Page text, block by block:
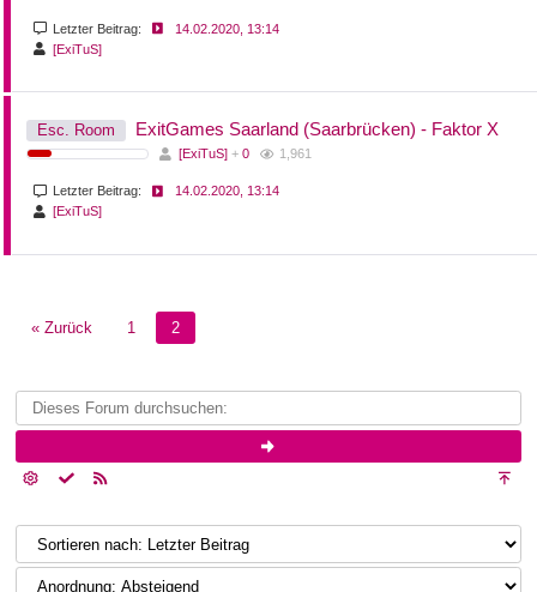
Letzter Beitrag:
14.02.2020, 13:14
[ExiTuS]
Esc. Room ExitGames Saarland (Saarbrücken) - Faktor X
[ExiTuS] +0 1,961
Letzter Beitrag:
14.02.2020, 13:14
[ExiTuS]
« Zurück 1 2